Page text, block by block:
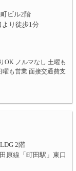
ビル2階
り徒歩1分
OK ノルマなし 土曜も
曜も営業 面接交通費支
2階
原線「町田駅」東口